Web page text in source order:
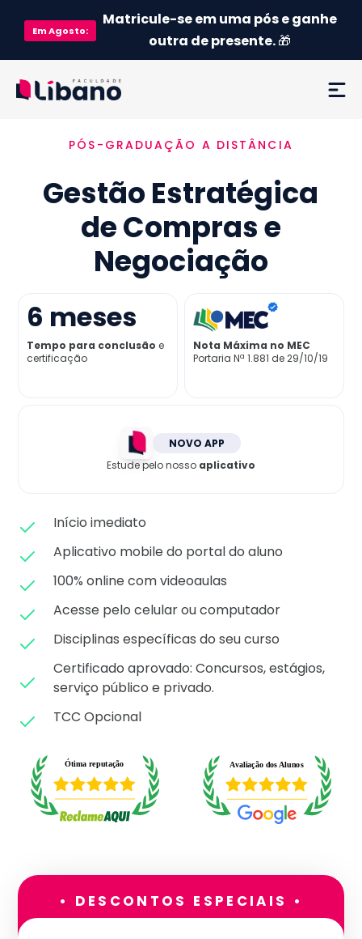
EmAgosto:
Matricule-se em uma pós e ganhe
outra de presente.🎁
Ementa
Como funciona
Credenciamento MEC
Já sou aluno
PÓS-GRADUAÇÃO A DISTÂNCIA
Gestão Estratégica
de Compras e
Negociação
6 meses
Tempo para conclusão e
certificação
Nota Máxima no MEC
Portaria Nª 1.881 de 29/10/19
NOVO APP
Estude pelo nosso aplicativo
Início imediato
Aplicativo mobile do portal do aluno
100% online com videoaulas
Acesse pelo celular ou computador
Disciplinas específicas do seu curso
Certificado aprovado: Concursos, estágios,
serviço público e privado.
TCC Opcional
• DESCONTOS ESPECIAIS •